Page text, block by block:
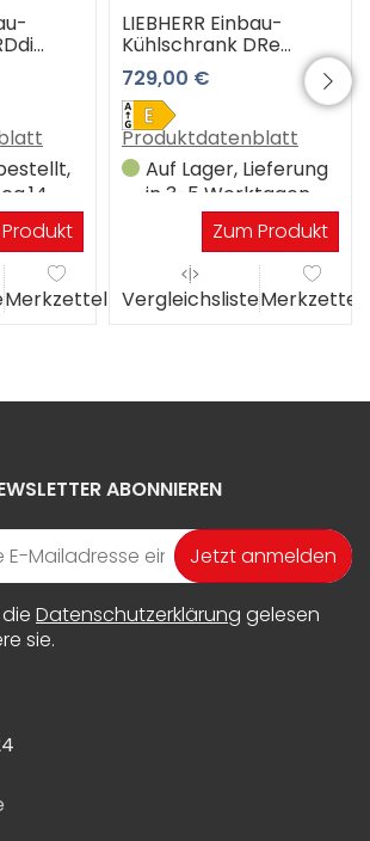
Merkzettel
LIEBHERR Einbau-
Kühlschrank DRe
3900-22
729,00 €
Produktdatenblatt
Auf Lager, Lieferung
in 3-5 Werktagen
Zum Produkt
VergleichslisteMerkzettel
ABONNIEREN
Jetzt anmelden
Datenschutzerklärung gelesen
sie.